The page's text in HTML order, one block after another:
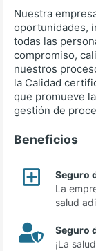
Nuestra
oportunidades,
todas las
compromiso,
nuestros
la Calidad
que promueve
gestión de
Beneficios
Seguro
La
salud
Seguro
¡La